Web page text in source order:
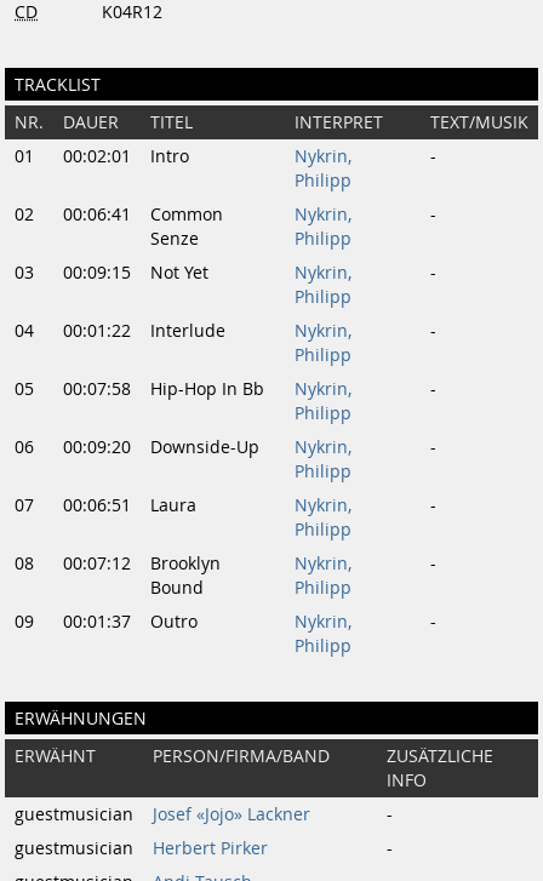
CD
K04R12
TRACKLIST
NR. DAUER TITEL INTERPRET
TEXT/MUSIK
01
00:02:01 Intro
Nykrin,
Philipp
-
02 00:06:41
Common
Senze
Nykrin,
Philipp
-
03 00:09:15 Not Yet
Nykrin,
Philipp
-
04 00:01:22 Interlude
Nykrin,
Philipp
-
05 00:07:58 Hip-Hop In Bb
Nykrin,
Philipp
-
06 00:09:20 Downside-Up
Nykrin,
Philipp
-
07 00:06:51 Laura
Nykrin,
Philipp
-
08 00:07:12
Brooklyn
Bound
Nykrin,
Philipp
-
09 00:01:37 Outro
Nykrin,
Philipp
-
ERWÄHNUNGEN
ERWÄHNT PERSON/FIRMA/BAND
ZUSÄTZLICHE
INFO
guestmusician
Josef «Jojo» Lackner
-
guestmusician
Herbert Pirker
-